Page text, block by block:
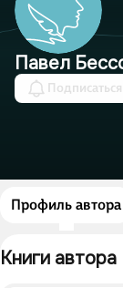
Павел
Профиль автора
Книги автора